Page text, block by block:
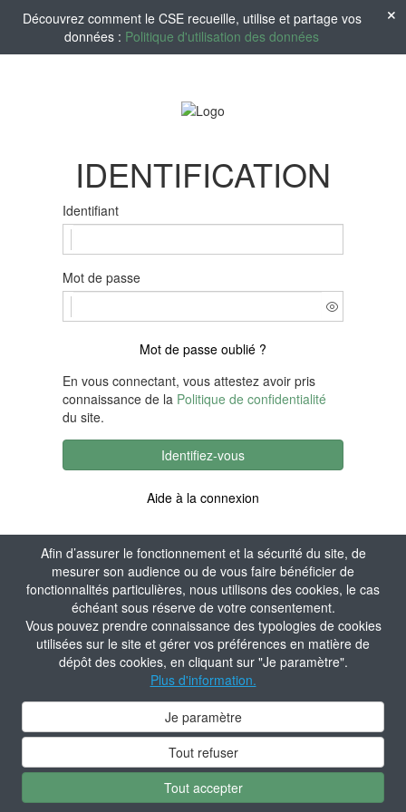
Afin d’assurer le fonctionnement et la sécurité du site, de
mesurer son audience ou de vous faire bénéficier de
fonctionnalités particulières, nous utilisons des cookies, le cas
échéant sous réserve de votre consentement.
Vous pouvez prendre connaissance des typologies de cookies
utilisées sur le site et gérer vos préférences en matière de
dépôt des cookies, en cliquant sur "Je paramètre".
Plus d'information.
Je paramètre
Tout refuser
Tout accepter
Découvrez comment le CSE recueille, utilise et partage vos
données : Politique d'utilisation des données
IDENTIFICATION
Identifiant
Mot de passe
Mot de passe oublié ?
En vous connectant, vous attestez avoir pris
connaissance de la Politique de confidentialité
du site.
Identifiez-vous
Aide à la connexion